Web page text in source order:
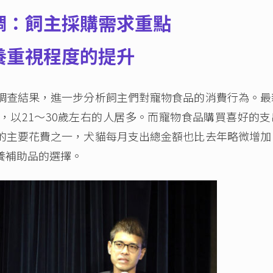
飼主採購需求重點
視程度的提升
果，進一步分析飼主們對寵物食品的消費行為。最
以21～30歲左右的人居多。而寵物食品購買喜好的
要花費之一，犬貓每月支出總金額也比去年略微增
助品的選擇。